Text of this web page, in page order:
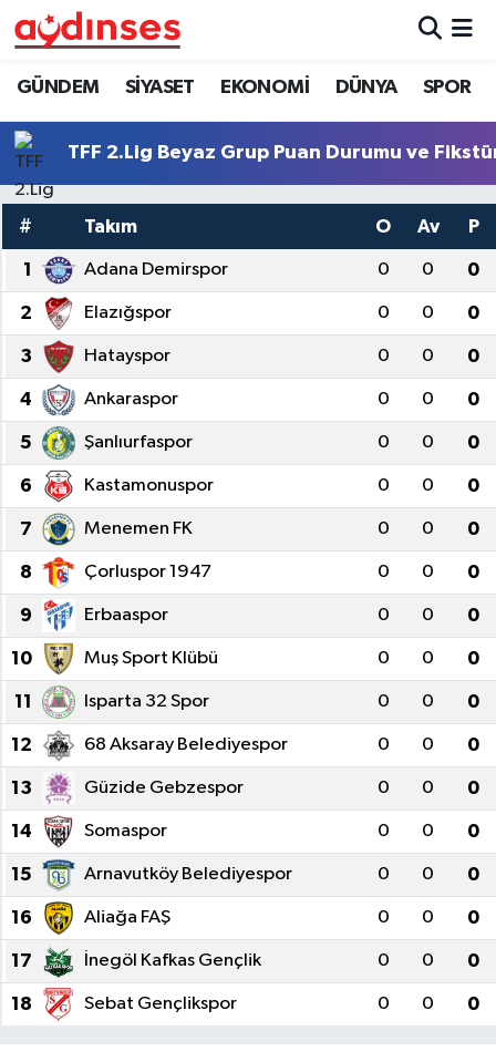
GÜNDEM SİYASET EKONOMİ DÜNYA SPOR
TFF 2.Lig Beyaz Grup Puan Durumu ve
# Takım O Av P
1 Adana Demirspor 0 0 0
2 Elazığspor 0 0 0
3 Hatayspor 0 0 0
4 Ankaraspor 0 0 0
5 Şanlıurfaspor 0 0 0
6 Kastamonuspor 0 0 0
7 Menemen FK 0 0 0
8 Çorluspor 1947 0 0 0
9 Erbaaspor 0 0 0
10 Muş Sport Klübü 0 0 0
11 Isparta 32 Spor 0 0 0
12 68 Aksaray Belediyespor 0 0 0
13 Güzide Gebzespor 0 0 0
14 Somaspor 0 0 0
15 Arnavutköy Belediyespor 0 0 0
16 Aliağa FAŞ 0 0 0
17 İnegöl Kafkas Gençlik 0 0 0
18 Sebat Gençlikspor 0 0 0
GÜNDEM
DÜNYA
SPOR
MAGAZİN
YAŞAM
Nöbetçi Eczaneler
Trafik Durumu
Süper Lig Puan Durumu ve Fikstür
Tüm Manşetler
Son Dakika Haberleri
Haber Arşivi